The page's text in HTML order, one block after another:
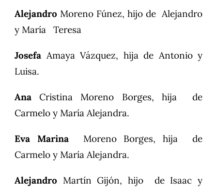
Alejandro Moreno Fúnez, hijo de Alejandro
y María Teresa
Josefa Amaya Vázquez, hija de Antonio y
Luisa.
Ana Cristina Moreno Borges, hija de
Carmelo y María Alejandra.
Eva MarinaMoreno Borges, hija de
Carmelo y María Alejandra.
Alejandro Martín Gijón, hijo de Isaac y